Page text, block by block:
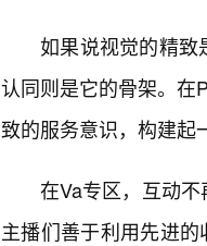
如果说视觉的精致
认同则是它的骨架。在
致的服务意识，构建起
在Va专区，互动
主播们善于利用先进